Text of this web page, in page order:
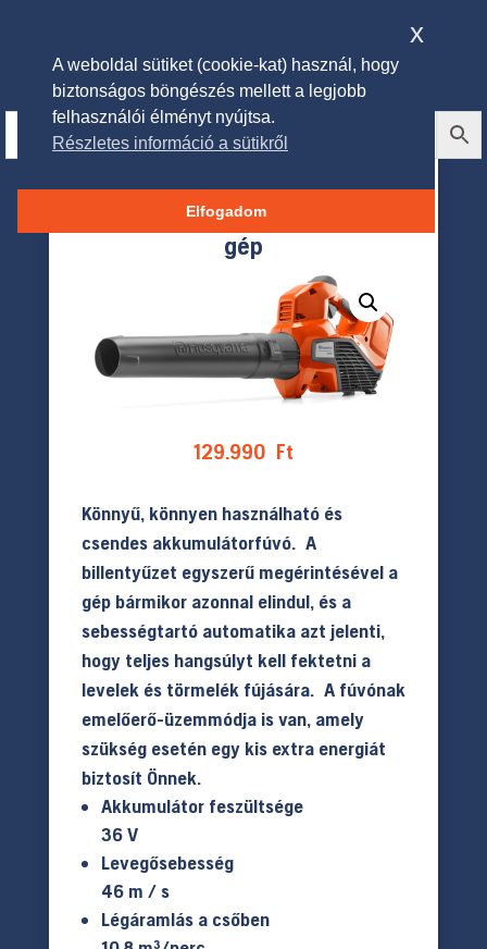
HUSQVARNA 320iB
akkumulátoros lombfúvó -csak
gép
129.990 Ft
Könnyű, könnyen használható és
csendes akkumulátorfúvó. A
billentyűzet egyszerű megérintésével a
gép bármikor azonnal elindul, és a
sebességtartó automatika azt jelenti,
hogy teljes hangsúlyt kell fektetni a
levelek és törmelék fújására. A fúvónak
emelőerő-üzemmódja is van, amely
szükség esetén egy kis extra energiát
biztosít Önnek.
Akkumulátor feszültsége
36 V
Levegősebesség
46 m / s
Légáramlás a csőben
A weboldal sütiket (cookie-kat) használ, hogy
biztonságos böngészés mellett a legjobb
felhasználói élményt nyújtsa.
Részletes információ a sütikről
Elfogadom
x